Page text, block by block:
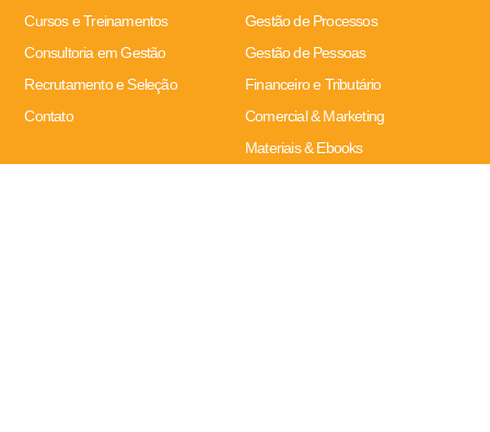
Cursos e Treinamentos
Consultoria em Gestão
Recrutamento e Seleção
Contato
Gestão de Processos
Gestão de Pessoas
Financeiro e Tributário
Comercial & Marketing
Materiais & Ebooks